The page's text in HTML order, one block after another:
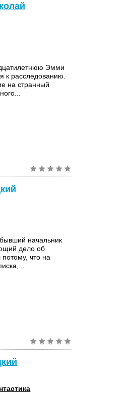
Эмми
к расследованию.
на странный
начальник
дело об
что на